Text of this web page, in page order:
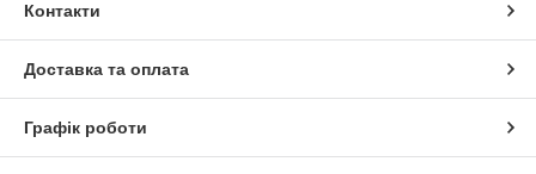
Контакти
Доставка та оплата
Графік роботи